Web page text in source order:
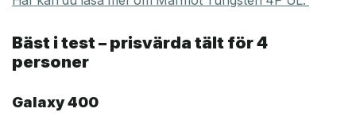
Bäst i test – prisvärda tält för 4
personer
Galaxy 400